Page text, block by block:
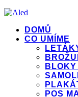
DOMŮ
CO UMÍME
POS